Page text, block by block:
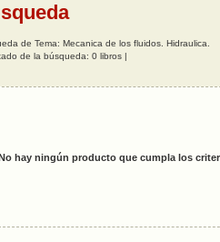
de Tema: Mecanica de los fluidos. Hidraulica.
de la búsqueda: 0 libros |
hay ningún producto que cumpla los